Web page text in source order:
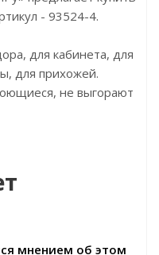
- 93524-4.
для кабинета, для
для прихожей.
не выгорают
мнением об этом